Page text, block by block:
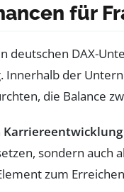
für
deutschen DAX-
Innerhalb der
die Balance
Karriereentwicklung
sondern auch
zum